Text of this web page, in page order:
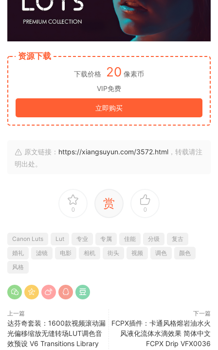
资源下载
下载价格 20 像素币
VIP免费
立即购买
原文链接： https://xiangsuyun.com/3572.html ，转载请注
明出处。
0 赏 0
Canon Luts Lut 专业 专属 佳能 分级
复古
婚礼
滤镜 电影 相机 街头 视频 调色
颜色
风格
上一篇
达芬奇套装：1600款视频滚动漏
光偏移缩放无缝转场LUT调色音
效预设 V6 Transitions Library
下一篇
FCPX插件：卡通风格熔岩油水火
风液化流体水滴效果 简体中文
FCPX Drip VFX0036